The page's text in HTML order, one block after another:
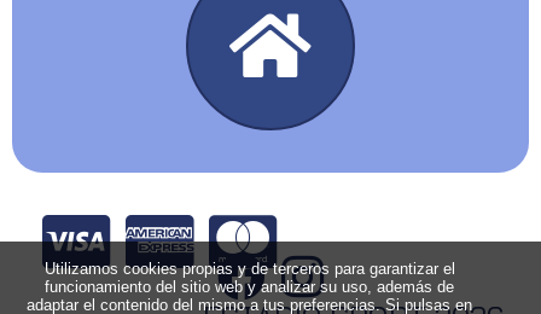
Utilizamos cookies propias y de terceros para garantizar el
funcionamiento del sitio web y analizar su uso, además de
adaptar el contenido del mismo a tus preferencias. Si pulsas en